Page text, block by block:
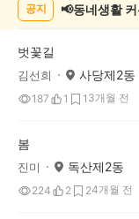
게
공지 📢동네생활
벗꽃길
김선희 사당제2동
187 1 1 3개월 전
봄
진미 독산제2동
224 2 24개월 전